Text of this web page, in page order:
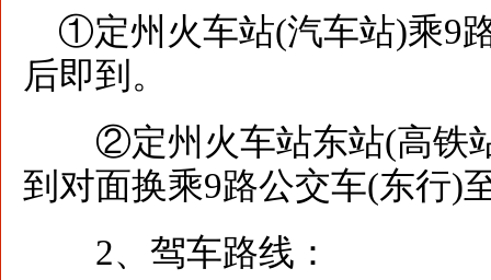
①定州火车站(汽车站)乘9
后即到。
②定州火车站东站(高铁站
到对面换乘9路公交车(东行)
2、驾车路线：